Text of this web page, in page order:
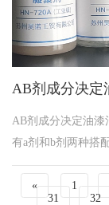
AB剂成分决定
AB剂成分决定油漆
有a剂和b剂两种搭
成份相关，处理效
破粘好，B剂对漆
« 1
31
32